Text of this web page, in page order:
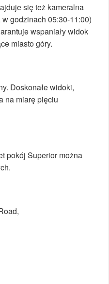
się też kameralna
godzinach 05:30-11:00)
wspaniały widok
miasto góry.
Doskonałe widoki,
na miarę pięciu
pokój Superior można